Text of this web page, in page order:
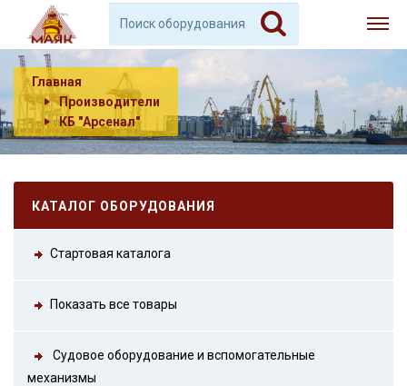
Главная
Производители
КБ "Арсенал"
КАТАЛОГ ОБОРУДОВАНИЯ
Стартовая каталога
Показать все товары
Судовое оборудование и вспомогательные
механизмы